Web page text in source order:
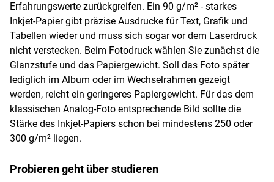
Erfahrungswerte zurückgreifen. Ein 90 g/m² - starkes
Inkjet-Papier gibt präzise Ausdrucke für Text, Grafik und
Tabellen wieder und muss sich sogar vor dem Laserdruck
nicht verstecken. Beim Fotodruck wählen Sie zunächst die
Glanzstufe und das Papiergewicht. Soll das Foto später
lediglich im Album oder im Wechselrahmen gezeigt
werden, reicht ein geringeres Papiergewicht. Für das dem
klassischen Analog-Foto entsprechende Bild sollte die
Stärke des Inkjet-Papiers schon bei mindestens 250 oder
300 g/m² liegen.
Probieren geht über studieren